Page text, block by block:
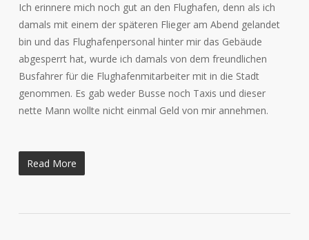
Ich erinnere mich noch gut an den Flughafen, denn als ich
damals mit einem der späteren Flieger am Abend gelandet
bin und das Flughafenpersonal hinter mir das Gebäude
abgesperrt hat, wurde ich damals von dem freundlichen
Busfahrer für die Flughafenmitarbeiter mit in die Stadt
genommen. Es gab weder Busse noch Taxis und dieser
nette Mann wollte nicht einmal Geld von mir annehmen.
Read More